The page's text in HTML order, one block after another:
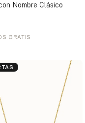
Nombre Clásico
GRATIS